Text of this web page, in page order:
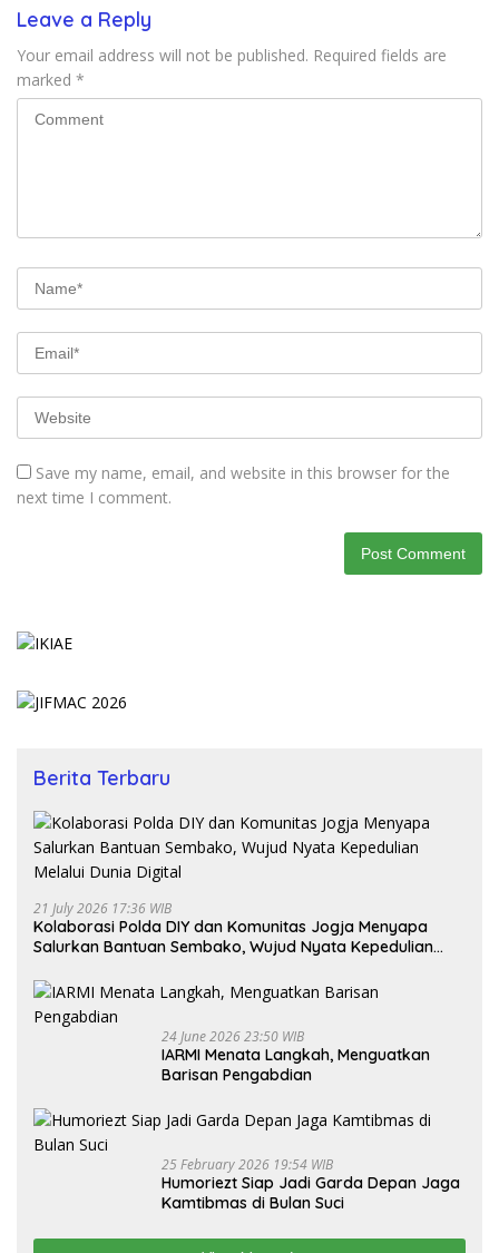
Leave a Reply
Your email address will not be published. Required fields are
marked *
Save my name, email, and website in this browser for the
next time I comment.
Berita Terbaru
21 July 2026 17:36 WIB
Kolaborasi Polda DIY dan Komunitas Jogja Menyapa
Salurkan Bantuan Sembako, Wujud Nyata Kepedulian
24 June 2026 23:50 WIB
IARMI Menata Langkah, Menguatkan
Barisan Pengabdian
25 February 2026 19:54 WIB
Humoriezt Siap Jadi Garda Depan Jaga
Kamtibmas di Bulan Suci